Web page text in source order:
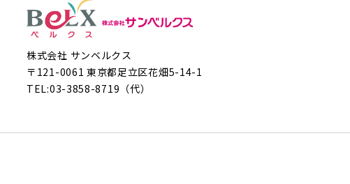
株式会社 サンベルクス
〒121-0061 東京都足立区花畑5-14-1
TEL:03-3858-8719 （代）